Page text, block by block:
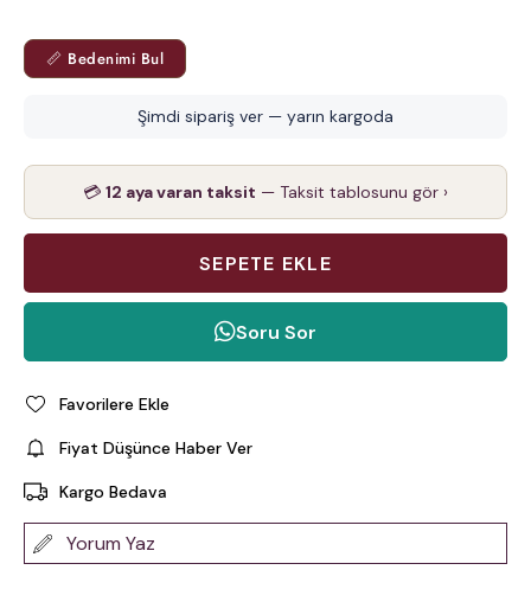
📏 Bedenimi Bul
Şimdi sipariş ver — yarın kargoda
💳 12 aya varan taksit — Taksit tablosunu gör ›
Soru Sor
Favorilere Ekle
Fiyat Düşünce Haber Ver
Kargo Bedava
Yorum Yaz